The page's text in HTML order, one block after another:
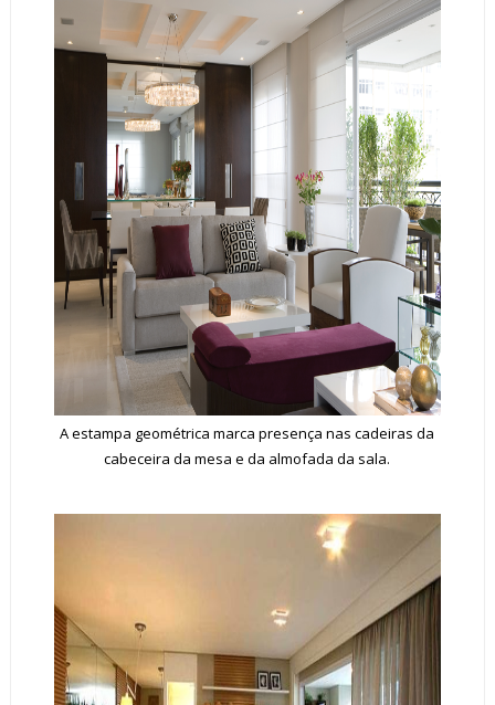
A estampa geométrica marca presença nas cadeiras da
cabeceira da mesa e da almofada da sala.